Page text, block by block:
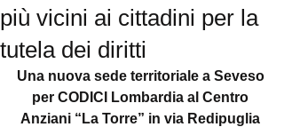
più vicini ai cittadini per la
tutela dei diritti
Una nuova sede territoriale a Seveso
per CODICI Lombardia al Centro
Anziani “La Torre” in via Redipuglia